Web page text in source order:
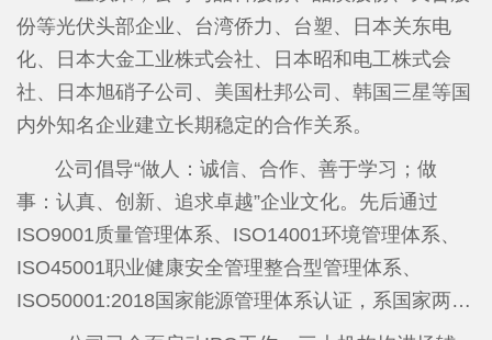
学品项目（省重点技改项目），重点开发半导体和新
能源领域的高端含氟新材料，主要有基础氟化工原
料、湿电子化学品、含氟特种气体、含氟表面活性剂
四个版块。计划投资10亿元，第一期于2020年5月破
全氟丁基磺酰氟、全氟丁基磺酸钾、六氟丁二烯等产
品于2025年1月18日全线投产，高纯氟化氢铵项目于
2025年9月试生产，产品质量达到国家最新标准要
求，一期项目，累计实现投资4.89亿元。其中，年产
100吨六氟丁二烯的生产线成为国内第二家能够同时
份等光伏头部企业、台湾侨力、台塑、日本关东电
化、日本大金工业株式会社、日本昭和电工株式会
社、日本旭硝子公司、美国杜邦公司、韩国三星等国
内外知名企业建立长期稳定的合作关系。
公司倡导“做人：诚信、合作、善于学习；做
事：认真、创新、追求卓越”企业文化。先后通过
ISO9001质量管理体系、ISO14001环境管理体系、
ISO45001职业健康安全管理整合型管理体系、
ISO50001:2018国家能源管理体系认证，系国家两化
融合管理体系贯标企业。目前公司取得授权15个发明